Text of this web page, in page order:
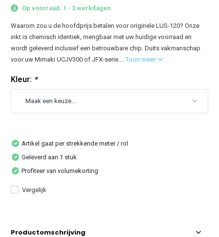
Op voorraad: 1 - 3 werkdagen
Waarom zou u de hoofdprijs betalen voor originele LUS-120? Onze
inkt is chemisch identiek, mengbaar met uw huidige voorraad en
wordt geleverd inclusief een betrouwbare chip. Duits vakmanschap
voor uw Mimaki UCJV300 of JFX-serie....Toon meer
Kleur: *
Artikel gaat per strekkende meter / rol
Geleverd aan 1 stuk
Profiteer van volumekorting
Vergelijk
Productomschrijving